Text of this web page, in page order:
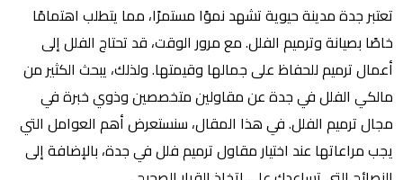
تعتبر جدة مدينة حيوية تشهد نموًا مستمرًا، مما يتطلب اهتمامًا
خاصًا بصيانة وترميم الفلل. مع مرور الوقت، قد تحتاج الفلل إلى
أعمال ترميم للحفاظ على جمالها وقيمتها. ولذلك، يبحث الكثير من
مالكي الفلل في جدة عن مقاولين متخصصين وذوي خبرة في
مجال ترميم الفلل. في هذا المقال، سنستعرض أهم العوامل التي
يجب مراعاتها عند اختيار مقاول ترميم فلل في جدة، بالإضافة إلى